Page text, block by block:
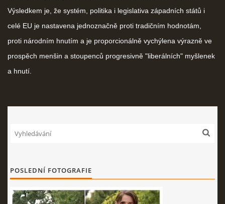
Výsledkem je, že systém, politika i legislativa západních států i
celé EU je nastavena jednoznačně proti tradičním hodnotám,
proti národním hnutím a je proporcionálně vychýlena výrazně ve
prospěch menšin a stoupenců progresivně "liberálních" myšlenek
a hnutí.
POSLEDNÍ FOTOGRAFIE